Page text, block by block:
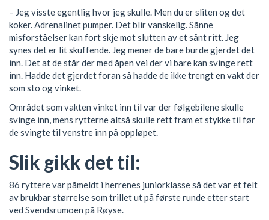
– Jeg visste egentlig hvor jeg skulle. Men du er sliten og det
koker. Adrenalinet pumper. Det blir vanskelig. Sånne
misforståelser kan fort skje mot slutten av et sånt ritt. Jeg
synes det er lit skuffende. Jeg mener de bare burde gjerdet det
inn. Det at de står der med åpen vei der vi bare kan svinge rett
inn. Hadde det gjerdet foran så hadde de ikke trengt en vakt der
som sto og vinket.
Området som vakten vinket inn til var der følgebilene skulle
svinge inn, mens rytterne altså skulle rett fram et stykke til før
de svingte til venstre inn på oppløpet.
Slik gikk det til:
86 ryttere var påmeldt i herrenes juniorklasse så det var et felt
av brukbar størrelse som trillet ut på første runde etter start
ved Svendsrumoen på Røyse.